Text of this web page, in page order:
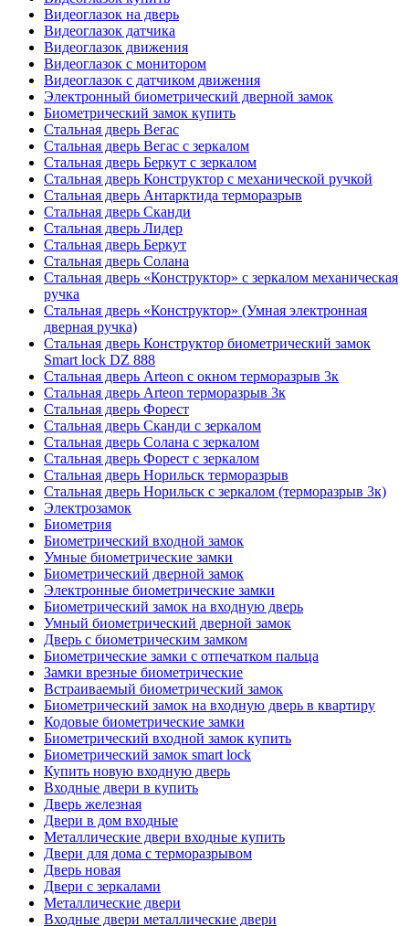
Видеоглазок на дверь
Видеоглазок датчика
Видеоглазок движения
Видеоглазок с монитором
Видеоглазок с датчиком движения
Электронный биометрический дверной замок
Биометрический замок купить
Стальная дверь Вегас
Стальная дверь Вегас с зеркалом
Стальная дверь Беркут с зеркалом
Стальная дверь Конструктор с механической ручкой
Стальная дверь Антарктида терморазрыв
Стальная дверь Сканди
Стальная дверь Лидер
Стальная дверь Беркут
Стальная дверь Солана
Стальная дверь «Конструктор» с зеркалом механическая
ручка
Стальная дверь «Конструктор» (Умная электронная
дверная ручка)
Стальная дверь Конструктор биометрический замок
Smart lock DZ 888
Стальная дверь Arteon с окном терморазрыв 3к
Стальная дверь Arteon терморазрыв 3к
Стальная дверь Форест
Стальная дверь Сканди с зеркалом
Стальная дверь Солана с зеркалом
Стальная дверь Форест с зеркалом
Стальная дверь Норильск терморазрыв
Стальная дверь Норильск с зеркалом (терморазрыв 3к)
Электрозамок
Биометрия
Биометрический входной замок
Умные биометрические замки
Биометрический дверной замок
Электронные биометрические замки
Биометрический замок на входную дверь
Умный биометрический дверной замок
Дверь с биометрическим замком
Биометрические замки с отпечатком пальца
Замки врезные биометрические
Встраиваемый биометрический замок
Биометрический замок на входную дверь в квартиру
Кодовые биометрические замки
Биометрический входной замок купить
Биометрический замок smart lock
Купить новую входную дверь
Входные двери в купить
Дверь железная
Двери в дом входные
Металлические двери входные купить
Двери для дома с терморазрывом
Дверь новая
Двери с зеркалами
Металлические двери
Входные двери металлические двери